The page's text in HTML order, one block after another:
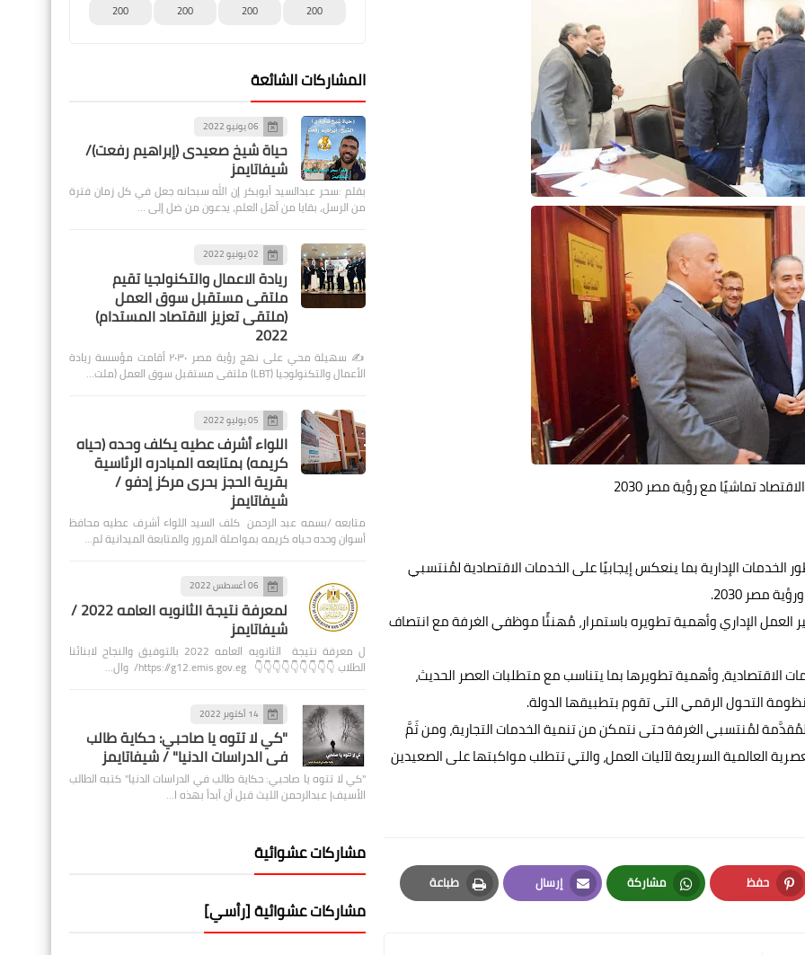
تماشيًا مع رؤية مصر 2030
الخدمات الإدارية بما ينعكس إيجابيًا على الخدمات الاقتصادية لمُنتسبي
مصر 2030.
العمل الإداري وأهمية تطويره باستمرار، مُهنئًا موظفي الغرفة مع انتصاف
الاقتصادية، وأهمية تطويرها بما يتناسب مع متطلبات العصر الحديث،
التحول الرقمي التي تقوم بتطبيقها الدولة.
لمُنتسبي الغرفة حتى نتمكن من تنمية الخدمات التجارية، ومن ثَمَّ
العالمية السريعة لآليات العمل، والتي تتطلب مواكبتها على الصعيدين
حفظ
Pinterest
مشاركة
Whatsapp
إرسال
Email
طباعة
Print
200
200
200
200
المشاركات الشائعة
06 يونيو 2022
حياة شيخ صعيدى (إبراهيم رفعت)/
شيفاتايمز
بقلم :سحر عبدالسيد أبوبكر إن الله سبحانه جعل في كل زمان فترة
من الرسل، بقايا من أهل العلم، يدعون من ضل إلى …
02 يونيو 2022
ريادة الاعمال والتكنولجيا تقيم
ملتقى مستقبل سوق العمل
(ملتقى تعزيز الاقتصاد المستدام)
2022
✍️ سهيلة محي على نهج رؤية مصر ٢٠٣٠ أقامت مؤسسة ريادة
الأعمال والتكنولوجيا (LBT) ملتقى مستقبل سوق العمل (ملت…
05 يوليو 2022
اللواء أشرف عطيه يكلف وحده (حياه
كريمه) بمتابعه المبادره الرئاسية
بقرية الحجز بحرى مركز إدفو /
شيفاتايمز
متابعه /بسمه عبد الرحمن كلف السيد اللواء أشرف عطيه محافظ
أسوان وحده حياه كريمه بمواصلة المرور والمتابعة الميدانية لم…
06 أغسطس 2022
لمعرفة نتيجة الثانويه العامه 2022 /
شيفاتايمز
ل معرفة نتيجة الثانويه العامه 2022 بالتوفيق والنجاح لابنائنا
الطلاب 👇👇👇👇👇👇👇👇👇 https://g12.emis.gov.eg/ وال…
14 أكتوبر 2022
"كي لا تتوه يا صاحبي: حكاية طالب
في الدراسات الدنيا" / شيفاتايمز
"كي لا تتوه يا صاحبي: حكاية طالب في الدراسات الدنيا" كتبه الطالب
الأسيف| عبدالرحمن الليث قبل أن أبدأ بهذه ا…
مشاركات عشوائية
مشاركات عشوائية [رأسي]